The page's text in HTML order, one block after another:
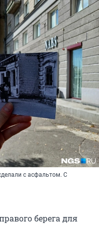
с асфальтом. С
берега для